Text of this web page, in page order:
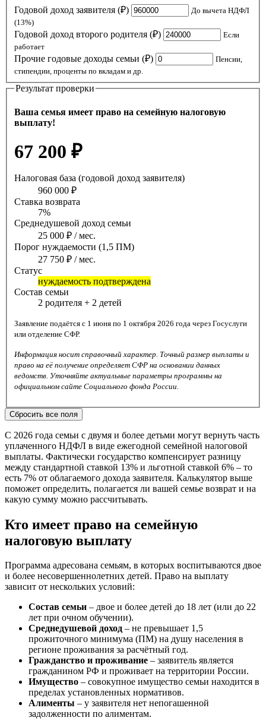
Годовой доход заявителя (₽)
До вычета НДФЛ
(13%)
Годовой доход второго родителя (₽)
Если
работает
Прочие годовые доходы семьи (₽)
Пенсии,
стипендии, проценты по вкладам и др.
Результат проверки
Ваша семья имеет право на семейную налоговую
выплату!
67 200 ₽
Налоговая база (годовой доход заявителя)
960 000 ₽
Ставка возврата
7%
Среднедушевой доход семьи
25 000 ₽ / мес.
Порог нуждаемости (1,5 ПМ)
27 750 ₽ / мес.
Статус
нуждаемость подтверждена
Состав семьи
2 родителя + 2 детей
Заявление подаётся с 1 июня по 1 октября 2026 года через Госуслуги
или отделение СФР.
Информация носит справочный характер. Точный размер выплаты и
право на её получение определяет СФР на основании данных
ведомств. Уточняйте актуальные параметры программы на
официальном сайте Социального фонда России.
Сбросить все поля
С 2026 года семьи с двумя и более детьми могут вернуть часть
уплаченного НДФЛ в виде ежегодной семейной налоговой
выплаты. Фактически государство компенсирует разницу
между стандартной ставкой 13% и льготной ставкой 6% – то
есть 7% от облагаемого дохода заявителя. Калькулятор выше
поможет определить, полагается ли вашей семье возврат и на
какую сумму можно рассчитывать.
Кто имеет право на семейную
налоговую выплату
Программа адресована семьям, в которых воспитываются двое
и более несовершеннолетних детей. Право на выплату
зависит от нескольких условий:
Состав семьи – двое и более детей до 18 лет (или до 22
лет при очном обучении).
Среднедушевой доход – не превышает 1,5
прожиточного минимума (ПМ) на душу населения в
регионе проживания за расчётный год.
Гражданство и проживание – заявитель является
гражданином РФ и проживает на территории России.
Имущество – совокупное имущество семьи находится в
пределах установленных нормативов.
Алименты – у заявителя нет непогашенной
задолженности по алиментам.